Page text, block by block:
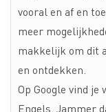
vooral en af en
meer
makkelijk om dit
en ontdekken.
Op Google vind
Engels. Jammer